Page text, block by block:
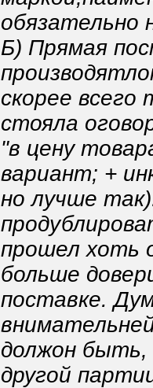
обязательно
Б) Прямая
скорее
стояла
"в цену
вариант; +
но лучше
прошел хоть
больше
поставке.
должон быть,
другой